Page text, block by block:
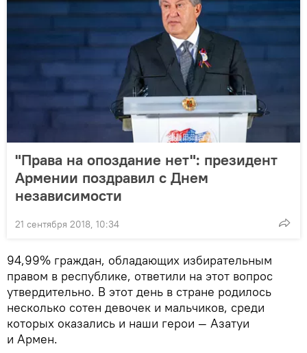
"Права на опоздание нет": президент
Армении поздравил с Днем
независимости
21 сентября 2018, 10:34
94,99% граждан, обладающих избирательным
правом в республике, ответили на этот вопрос
утвердительно. В этот день в стране родилось
несколько сотен девочек и мальчиков, среди
которых оказались и наши герои — Азатуи
и Армен.